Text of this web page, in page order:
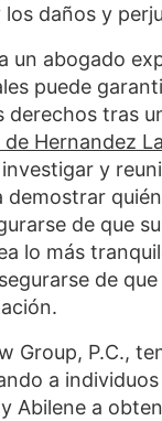
daños y
un abogado
puede
derechos tras
de Hernandez
y
demostrar
de que
lo más
de
Group, P.C.,
a
Abilene a